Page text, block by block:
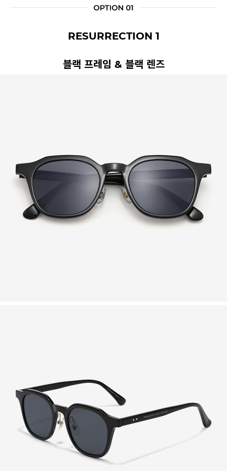
RESURRECTION 1
블랙 프레임 & 블랙 렌즈